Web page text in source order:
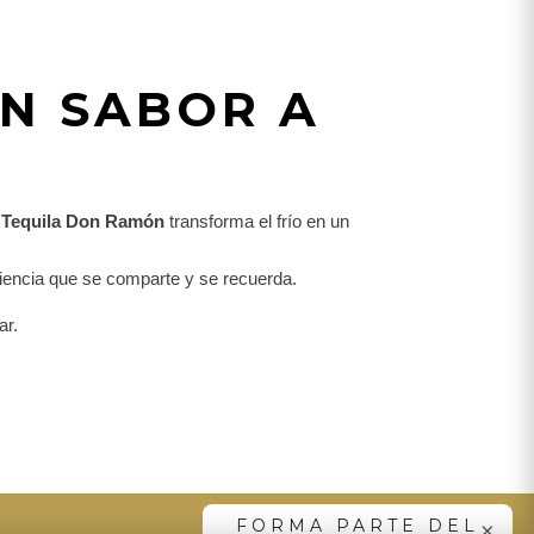
SABOR A
Tequila Don Ramón transforma el frío en un
que se comparte y se recuerda.
FORMA PARTE DEL
SUSCRIBIRME